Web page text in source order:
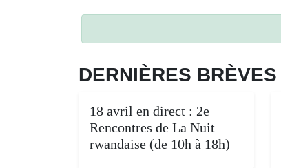
DERNIÈRES BRÈVES
18 avril en direct : 2e
Rencontres de La Nuit
rwandaise (de 10h à 18h)